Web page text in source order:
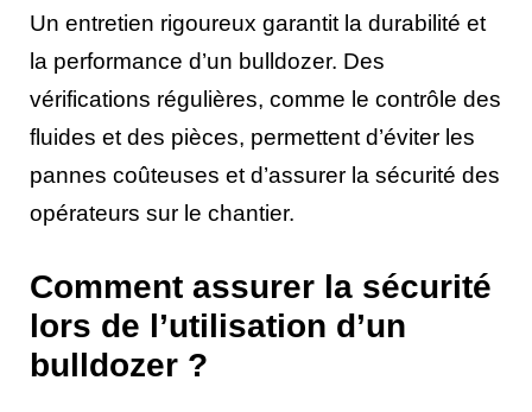
Un entretien rigoureux garantit la durabilité et
la performance d’un bulldozer. Des
vérifications régulières, comme le contrôle des
fluides et des pièces, permettent d’éviter les
pannes coûteuses et d’assurer la sécurité des
opérateurs sur le chantier.
Comment assurer la sécurité
lors de l’utilisation d’un
bulldozer ?